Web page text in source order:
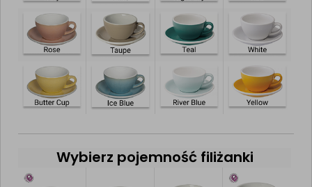
Wybierz pojemność filiżanki